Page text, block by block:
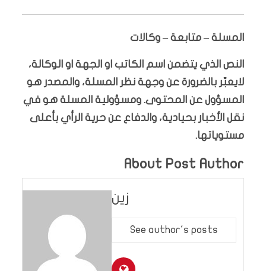
المسلة – متابعة – وكالات
النص الذي يتضمن اسم الكاتب او الجهة او الوكالة،
لايعبّر بالضرورة عن وجهة نظر المسلة، والمصدر هو
المسؤول عن المحتوى. ومسؤولية المسلة هو في
نقل الأخبار بحيادية، والدفاع عن حرية الرأي بأعلى
مستوياتها.
About Post Author
زين
See author's posts